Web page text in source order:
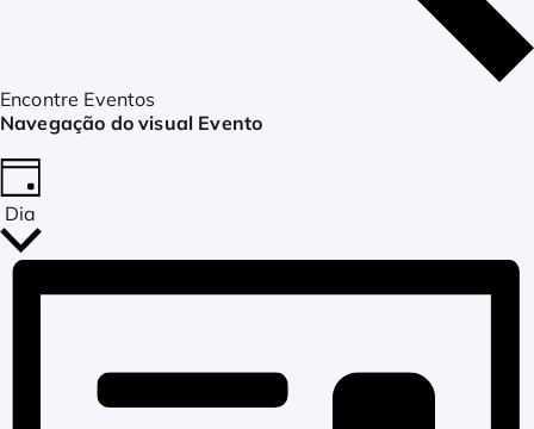
Encontre Eventos
Navegação do visual Evento
Dia